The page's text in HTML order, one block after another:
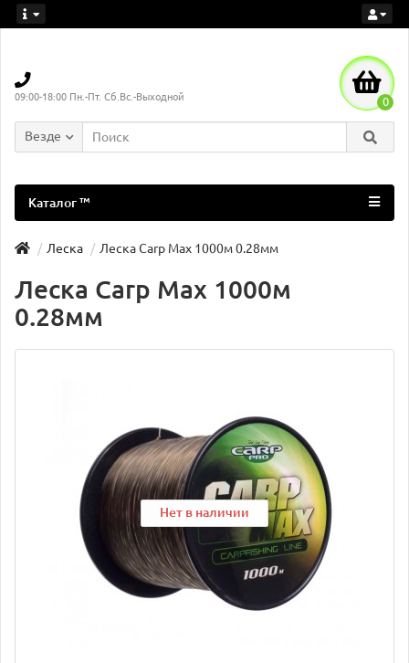
09:00-18:00 Пн.-Пт. Сб.Вс.-Выходной 0
Везде
Каталог ™
Леска Леска Carp Max 1000м 0.28мм
Леска Carp Max 1000м
0.28мм
Нет в наличии
Нет в наличии
Нет в наличии